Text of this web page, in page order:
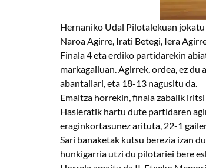
Hernaniko Udal Pilotalekuan
Naroa Agirre, Irati Betegi, Iera
Finala 4 eta erdiko partidarekin
markagailuan. Agirrek, ordea, ez
abantailari, eta 18-13 nagusitu da.
Emaitza horrekin, finala zabalik
Hasieratik hartu dute partidaren
eraginkortasunez arituta, 22-1
Sari banaketak kutsu berezia izan
hunkigarria utzi du pilotariei bere